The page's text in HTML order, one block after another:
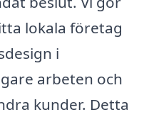
lokala företag
i
arbeten och
kunder. Detta